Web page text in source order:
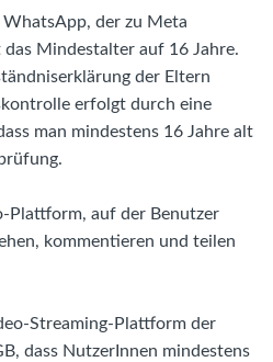
der zu Meta
Mindestalter auf 16 Jahre.
der Eltern
erfolgt durch eine
man mindestens 16 Jahre alt
Plattform, auf der Benutzer
kommentieren und teilen
Streaming-Plattform der
dass NutzerInnen mindestens